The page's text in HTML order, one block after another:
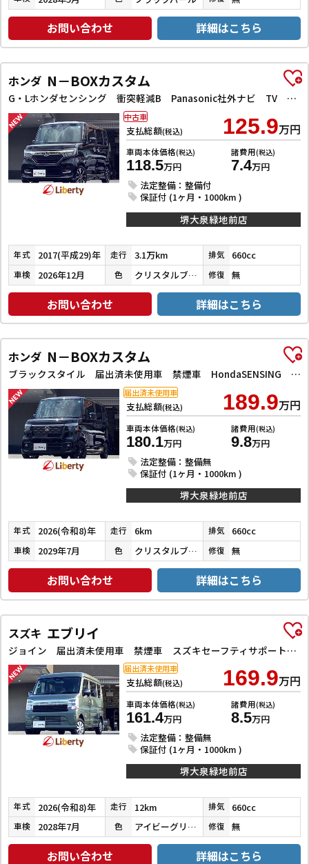
お問い合わせ 詳細はこちら
ホンダ N－BOXカスタム
G・Lホンダセンシング 衝突軽減B Panasonic社外ナビ TV Bカメラ ビルドインETC アダプティブクルーズコントロール 左パワースライドドア LEDヘッドライト フォグライト スマートキー プッシュスタート
支払総額(税込) 125.9万円
車両本体価格(税込)
118.5万円
諸費用(税込)
7.4万円
法定整備：整備付
保証付 (1ヶ月・1000km )
中古車
堺大泉緑地前店
年式 2017(平成29)年 走行 3.1万km 排気 660cc
車検 2026年12月 色 クリスタルブラックパール 修復 無
お問い合わせ 詳細はこちら
ホンダ N－BOXカスタム
ブラックスタイル 届出済未使用車 禁煙車 HondaSENSING 両側自動ドア アダプティブクルーズコントロール 電子パーキング 前席シートヒーター LEDヘッドライト スマートキー プッシュスタート 純正アルミ
支払総額(税込) 189.9万円
車両本体価格(税込)
180.1万円
諸費用(税込)
9.8万円
法定整備：整備無
保証付 (1ヶ月・1000km )
届出済未使用車
堺大泉緑地前店
年式 2026(令和8)年 走行 6km 排気 660cc
車検 2029年7月 色 クリスタルブラックパール 修復 無
お問い合わせ 詳細はこちら
スズキ エブリイ
ジョイン 届出済未使用車 禁煙車 スズキセーフティサポート LEDヘッドライト 両側スライドドア スマートキー プッシュスタート 障害物センサー 運転席シートヒーター 電動格納ミラー
支払総額(税込) 169.9万円
車両本体価格(税込)
161.4万円
諸費用(税込)
8.5万円
法定整備：整備無
保証付 (1ヶ月・1000km )
届出済未使用車
堺大泉緑地前店
年式 2026(令和8)年 走行 12km 排気 660cc
車検 2028年7月 色 アイビーグリーンメタリック 修復 無
お問い合わせ 詳細はこちら